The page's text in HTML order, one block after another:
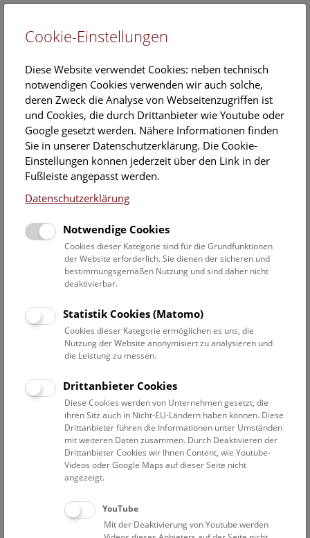
EN
pressemitteilungen 2013
Dezember
Montag, 09. Dezember 2013
Kinderführungen in den Weihnachtsferien
Cookie-Einstellungen
Diese Website verwendet Cookies: neben technisch
notwendigen Cookies verwenden wir auch solche,
deren Zweck die Analyse von Webseitenzugriffen ist
und Cookies, die durch Drittanbieter wie Youtube oder
Google gesetzt werden. Nähere Informationen finden
Sie in unserer Datenschutzerklärung. Die Cookie-
Einstellungen können jederzeit über den Link in der
Fußleiste angepasst werden.
Datenschutzerklärung
Notwendige Cookies
Cookies dieser Kategorie sind für die Grundfunktionen
der Website erforderlich. Sie dienen der sicheren und
bestimmungsgemäßen Nutzung und sind daher nicht
deaktivierbar.
Statistik Cookies (Matomo)
Cookies dieser Kategorie ermöglichen es uns, die
Nutzung der Website anonymisiert zu analysieren und
die Leistung zu messen.
Drittanbieter Cookies
Diese Cookies werden von Unternehmen gesetzt, die
ihren Sitz auch in Nicht-EU-Ländern haben können. Diese
Drittanbieter führen die Informationen unter Umständen
mit weiteren Daten zusammen. Durch Deaktivieren der
Drittanbieter Cookies wir Ihnen Content, wie Youtube-
Videos oder Google Maps auf dieser Seite nicht
angezeigt.
YouTube
Mit der Deaktivierung von Youtube werden